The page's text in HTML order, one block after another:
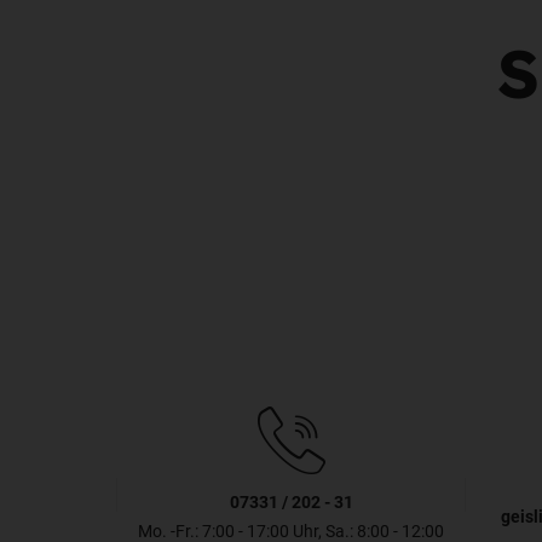
07331 / 202 - 31
Mo. -Fr.: 7:00 - 17:00 Uhr, Sa.: 8:00 - 12:00